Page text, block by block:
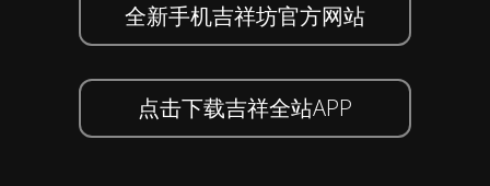
全新手机吉祥坊官方网站
点击下载吉祥全站APP